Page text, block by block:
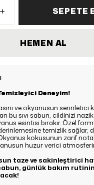
SEPETE
HEMEN AL
Deneyim!
ve okyanusun serinletici
bu sıvı sabun, cildinizi
esintisi bırakır. Özel
temizlik sağlar,
kokusunun zarif
huzur verici
taze ve sakinleştirici
günlük bakım